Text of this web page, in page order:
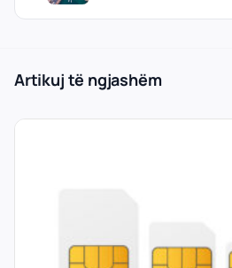
Artikuj të ngjashëm